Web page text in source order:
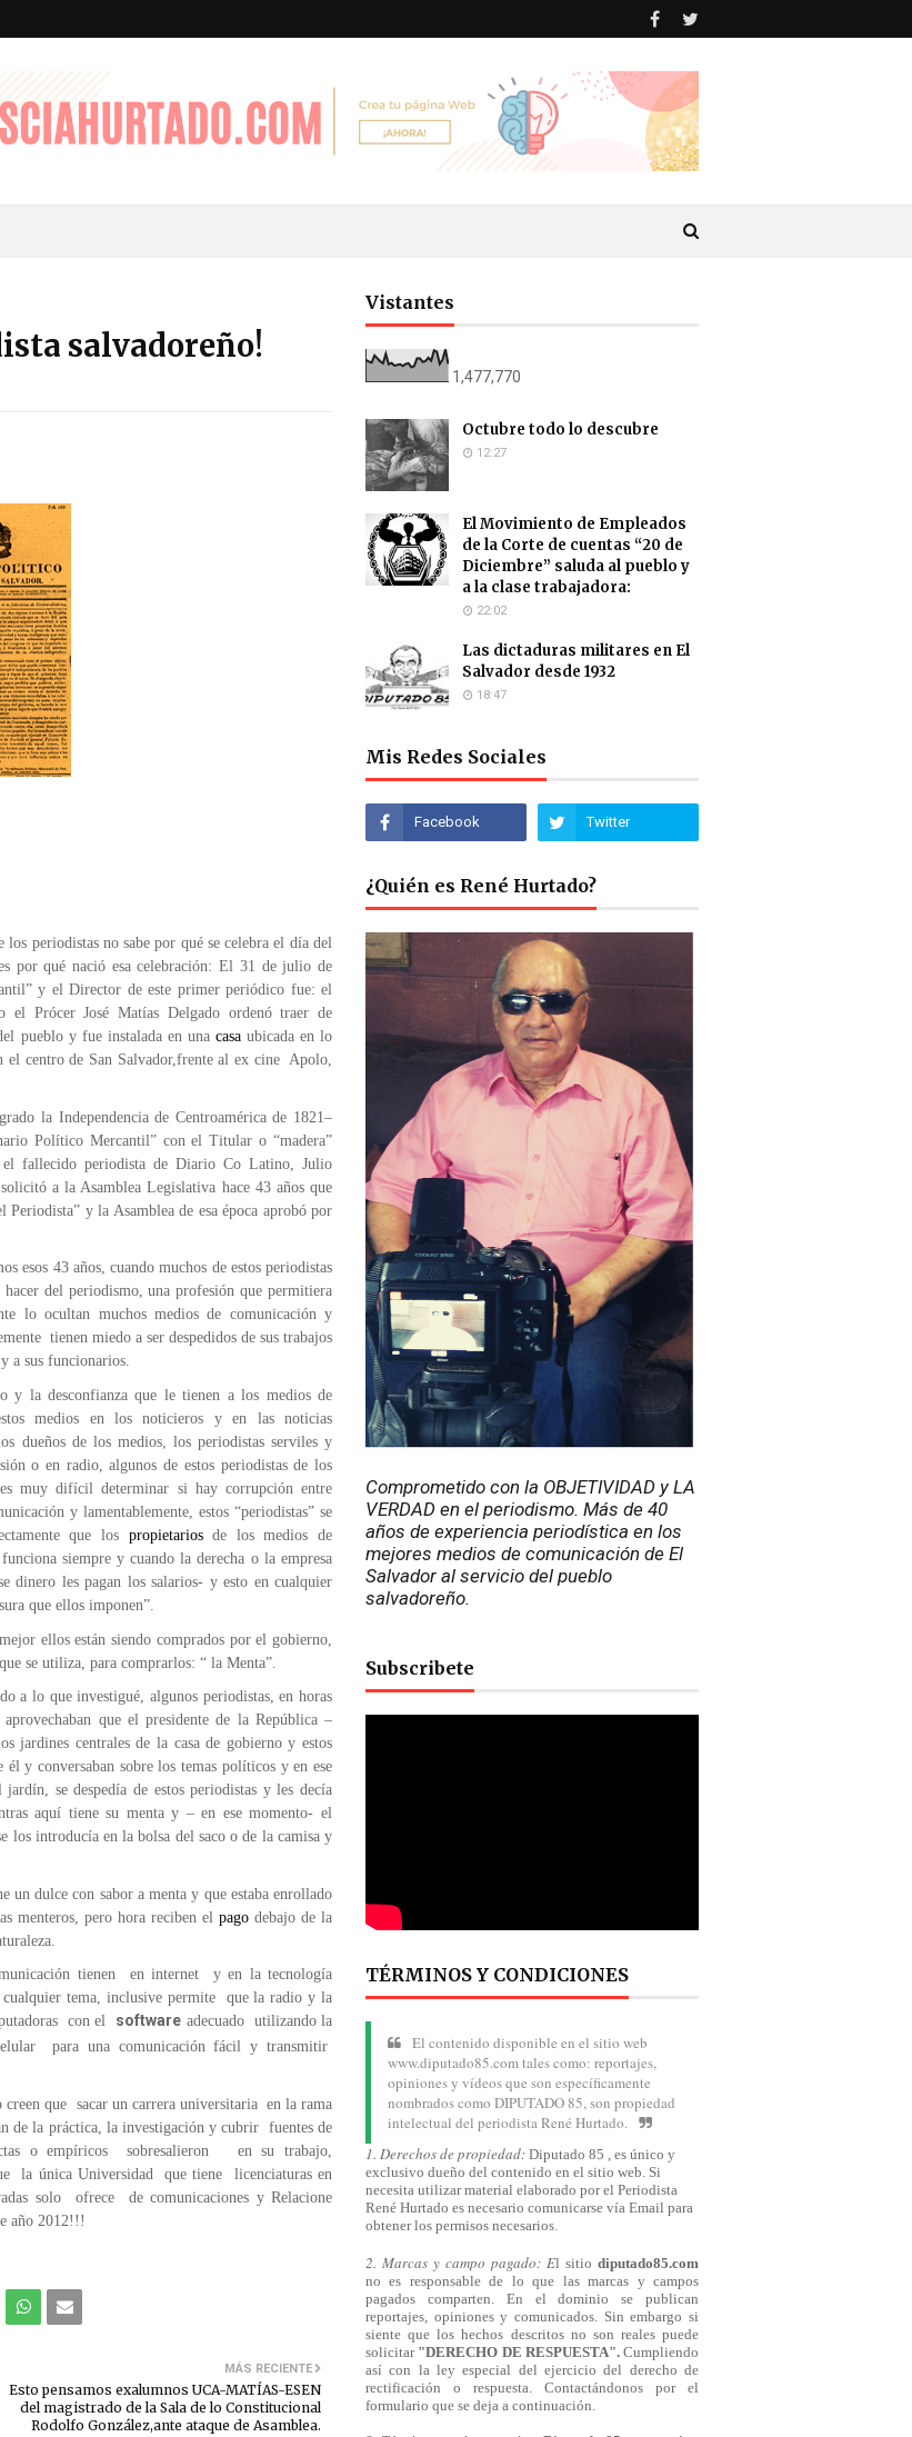
salvadoreño!
periodistas no sabe por qué se celebra el día del
por qué nació esa celebración: El 31 de julio de
y el Director de este primer periódico fue: el
el Prócer José Matías Delgado ordenó traer de
pueblo y fue instalada en una casa ubicada en lo
el centro de San Salvador,frente al ex cine Apolo,
la Independencia de Centroamérica de 1821–
Político Mercantil” con el Titular o “madera”
el fallecido periodista de Diario Co Latino, Julio
a la Asamblea Legislativa hace 43 años que
y la Asamblea de esa época aprobó por
esos 43 años, cuando muchos de estos periodistas
del periodismo, una profesión que permitiera
lo ocultan muchos medios de comunicación y
tienen miedo a ser despedidos de sus trabajos
a sus funcionarios.
y la desconfianza que le tienen a los medios de
medios en los noticieros y en las noticias
dueños de los medios, los periodistas serviles y
o en radio, algunos de estos periodistas de los
muy difícil determinar si hay corrupción entre
y lamentablemente, estos “periodistas” se
que los
propietariosde los medios de
siempre y cuando la derecha o la empresa
dinero les pagan los salarios- y esto en cualquier
que ellos imponen”.
ellos están siendo comprados por el gobierno,
se utiliza, para comprarlos: “ la Menta”.
a lo que investigué, algunos periodistas, en horas
que el presidente de la República –
jardines centrales de la casa de gobierno y estos
y conversaban sobre los temas políticos y en ese
se despedía de estos periodistas y les decía
aquí tiene su menta y – en ese momento- el
los introducía en la bolsa del saco o de la camisa y
un dulce con sabor a menta y que estaba enrollado
menteros, pero hora reciben el pago debajo de la
tienen en internet y en la tecnología
tema, inclusive permite que la radio y la
con el
software adecuado utilizando la
para una comunicación fácil y transmitir
creen que sacar un carrera universitaria en la rama
de la práctica, la investigación y cubrir fuentes de
o empíricos sobresalieron en su trabajo,
la única Universidad que tiene licenciaturas en
solo ofrece de comunicaciones y Relacione
año 2012!!!
MÁS RECIENTE
Esto pensamos exalumnos UCA-MATÍAS-ESEN
del magistrado de la Sala de lo Constitucional
Rodolfo González,ante ataque de Asamblea.
Vistantes
1,477,770
Octubre todo lo descubre
12:27
El Movimiento de Empleados
de la Corte de cuentas “20 de
Diciembre” saluda al pueblo y
a la clase trabajadora:
22:02
Las dictaduras militares en El
Salvador desde 1932
18:47
Mis Redes Sociales
¿Quién es René Hurtado?
Comprometido con la OBJETIVIDAD y LA
VERDAD en el periodismo. Más de 40
años de experiencia periodística en los
mejores medios de comunicación de El
Salvador al servicio del pueblo
salvadoreño.
Subscribete
TÉRMINOS Y CONDICIONES
El contenido disponible en el sitio web
www.diputado85.com tales como: reportajes,
opiniones y vídeos que son específicamente
nombrados como DIPUTADO 85, son propiedad
intelectual del periodista René Hurtado.
1. Derechos de propiedad: Diputado 85 , es único y
exclusivo dueño del contenido en el sitio web. Si
necesita utilizar material elaborado por el Periodista
René Hurtado es necesario comunicarse vía Email para
obtener los permisos necesarios.
2. Marcas y campo pagado: El sitio diputado85.com
no es responsable de lo que las marcas y campos
pagados comparten. En el dominio se publican
reportajes, opiniones y comunicados. Sin embargo si
siente que los hechos descritos no son reales puede
solicitar "DERECHO DE RESPUESTA".Cumpliendo
así con la ley especial del ejercicio del derecho de
rectificación o respuesta. Contactándonos por el
formulario que se deja a continuación.